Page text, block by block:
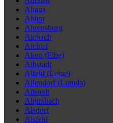
Ahaus
Ahlen
Ahrensburg
Aichach
Aichtal
Aken (Elbe)
Albstadt
Alfeld (Leine)
Allendorf (Lumda)
Allstedt
Alpirsbach
Alsdorf
Alsfeld